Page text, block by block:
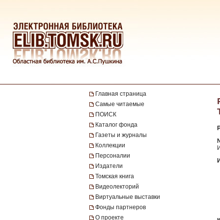
Главная страница
Самые читаемые
ПОИСК
Каталог фонда
Газеты и журналы
Коллекции
Персоналии
Издатели
Томская книга
Видеолекторий
Виртуальные выставки
Фонды партнеров
О проекте